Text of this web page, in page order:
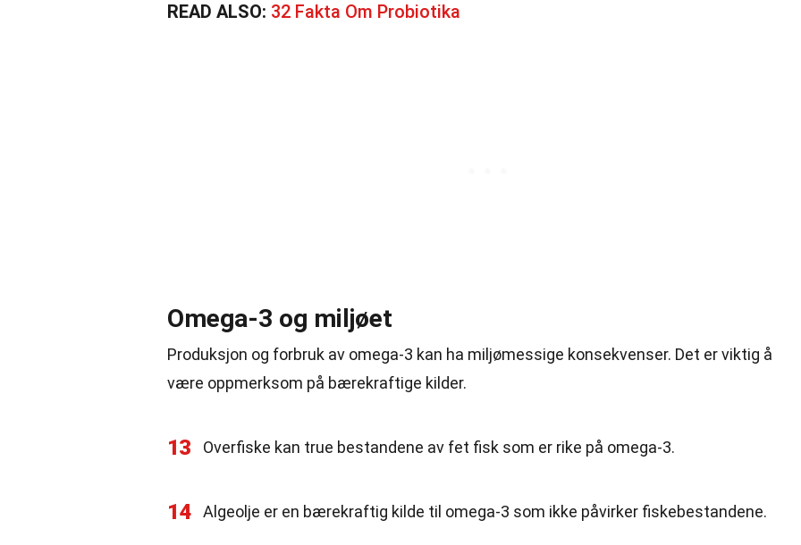
READ ALSO: 32 Fakta Om Probiotika
Omega-3 og miljøet
Produksjon og forbruk av omega-3 kan ha miljømessige konsekvenser. Det er viktig å
være oppmerksom på bærekraftige kilder.
13 Overfiske kan true bestandene av fet fisk som er rike på omega-3.
14 Algeolje er en bærekraftig kilde til omega-3 som ikke påvirker fiskebestandene.